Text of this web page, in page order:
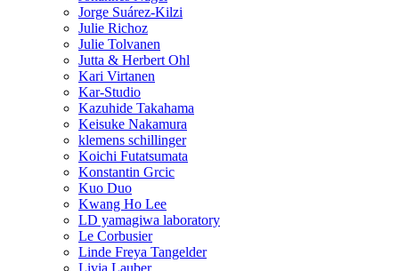
Jorge Suárez-Kilzi
Julie Richoz
Julie Tolvanen
Jutta & Herbert Ohl
Kari Virtanen
Kar-Studio
Kazuhide Takahama
Keisuke Nakamura
klemens schillinger
Koichi Futatsumata
Konstantin Grcic
Kuo Duo
Kwang Ho Lee
LD yamagiwa laboratory
Le Corbusier
Linde Freya Tangelder
Livia Lauber